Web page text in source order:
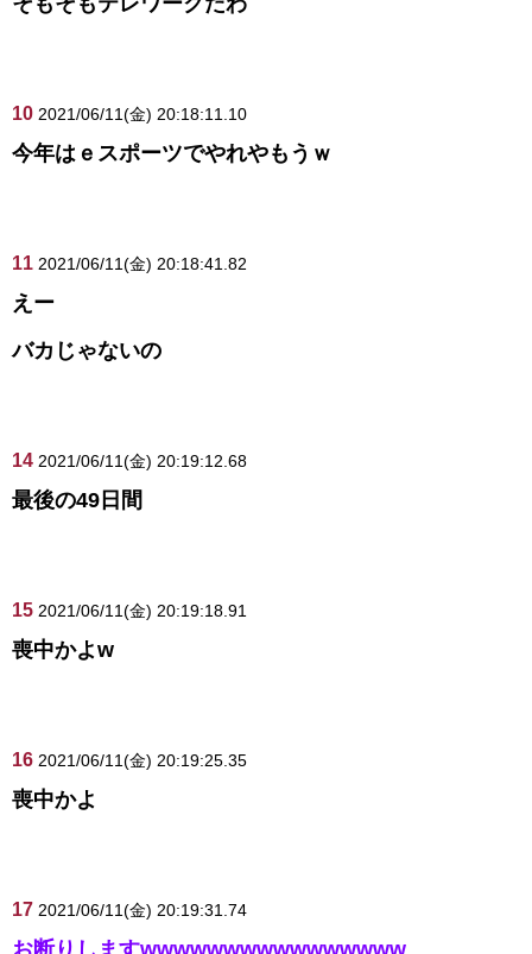
10 2021/06/11(金) 20:18:11.10
今年はｅスポーツでやれやもうｗ
11 2021/06/11(金) 20:18:41.82
えー
バカじゃないの
14 2021/06/11(金) 20:19:12.68
最後の49日間
15 2021/06/11(金) 20:19:18.91
喪中かよw
16 2021/06/11(金) 20:19:25.35
喪中かよ
17 2021/06/11(金) 20:19:31.74
お断りしますwwwwwwwwwwwwwwww